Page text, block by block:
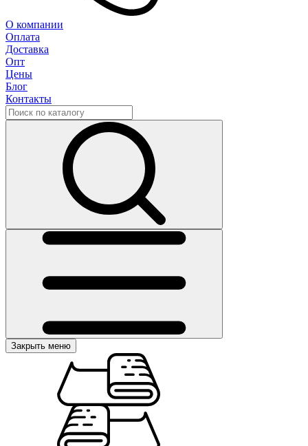
О компании
Оплата
Доставка
Опт
Цены
Блог
Контакты
Закрыть меню